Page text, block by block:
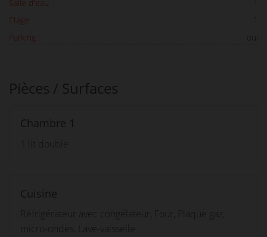
Salle d'eau :
Etage :
Parking :
oui
Pièces / Surfaces
Chambre 1
1 lit double
Cuisine
Réfrigérateur avec congélateur, Four, Plaque gaz,
micro-ondes, Lave-vaisselle